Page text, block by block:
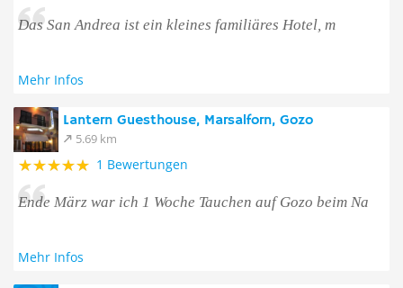
Das San Andrea ist ein kleines familiäres Hotel, m
Mehr Infos
Lantern Guesthouse, Marsalforn, Gozo
5.69 km
1 Bewertungen
Ende März war ich 1 Woche Tauchen auf Gozo beim Na
Mehr Infos